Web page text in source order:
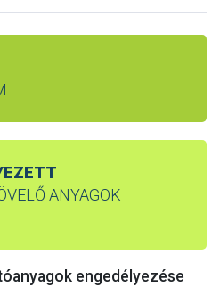
ANYAGOK
engedélyezése